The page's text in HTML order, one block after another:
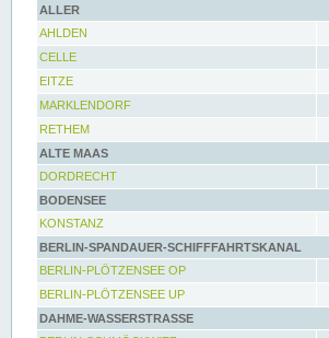
ALLER
AHLDEN
CELLE
EITZE
MARKLENDORF
RETHEM
ALTE MAAS
DORDRECHT
BODENSEE
KONSTANZ
BERLIN-SPANDAUER-SCHIFFFAHRTSKANAL
BERLIN-PLÖTZENSEE OP
BERLIN-PLÖTZENSEE UP
DAHME-WASSERSTRASSE